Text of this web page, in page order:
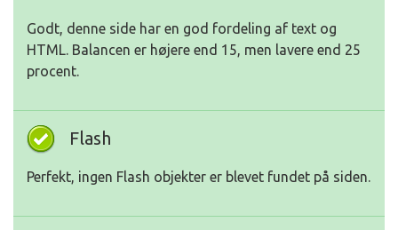
Godt, denne side har en god fordeling af text og
HTML. Balancen er højere end 15, men lavere end 25
procent.
Flash
Perfekt, ingen Flash objekter er blevet fundet på siden.